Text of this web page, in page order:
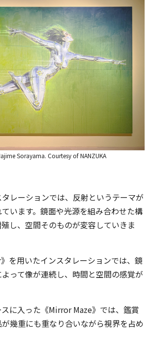
Sorayama. Courtesy of NANZUKA
レーションでは、反射というテーマが
います。鏡面や光源を組み合わせた構
し、空間そのものが変容していきま
を用いたインスタレーションでは、鏡
って像が連続し、時間と空間の感覚が
に入った《Mirror Maze》では、鑑賞
幾重にも重なり合いながら視界を占め